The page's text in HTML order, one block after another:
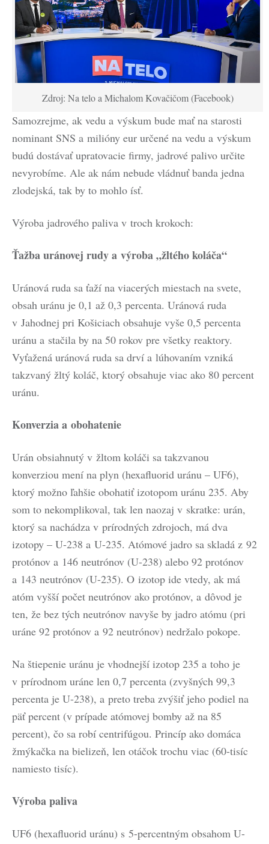
Zdroj: Na telo a Michalom Kovačičom (Facebook)
Samozrejme, ak vedu a výskum bude mať na starosti
nominant SNS a milióny eur určené na vedu a výskum
budú dostávať upratovacie firmy, jadrové palivo určite
nevyrobíme. Ale ak nám nebude vládnuť banda jedna
zlodejská, tak by to mohlo ísť.
Výroba jadrového paliva v troch krokoch:
Ťažba uránovej rudy a výroba „žltého koláča“
Uránová ruda sa ťaží na viacerých miestach na svete,
obsah uránu je 0,1 až 0,3 percenta. Uránová ruda
v Jahodnej pri Košiciach obsahuje vyše 0,5 percenta
uránu a stačila by na 50 rokov pre všetky reaktory.
Vyťažená uránová ruda sa drví a lúhovaním vzniká
takzvaný žltý koláč, ktorý obsahuje viac ako 80 percent
uránu.
Konverzia a obohatenie
Urán obsiahnutý v žltom koláči sa takzvanou
konverziou mení na plyn (hexafluorid uránu – UF6),
ktorý možno ľahšie obohatiť izotopom uránu 235. Aby
som to nekomplikoval, tak len naozaj v skratke: urán,
ktorý sa nachádza v prírodných zdrojoch, má dva
izotopy – U-238 a U-235. Atómové jadro sa skladá z 92
protónov a 146 neutrónov (U-238) alebo 92 protónov
a 143 neutrónov (U-235). O izotop ide vtedy, ak má
atóm vyšší počet neutrónov ako protónov, a dôvod je
ten, že bez tých neutrónov navyše by jadro atómu (pri
uráne 92 protónov a 92 neutrónov) nedržalo pokope.
Na štiepenie uránu je vhodnejší izotop 235 a toho je
v prírodnom uráne len 0,7 percenta (zvyšných 99,3
percenta je U-238), a preto treba zvýšiť jeho podiel na
päť percent (v prípade atómovej bomby až na 85
percent), čo sa robí centrifúgou. Princíp ako domáca
žmýkačka na bielizeň, len otáčok trochu viac (60-tisíc
namiesto tisíc).
Výroba paliva
UF6 (hexafluorid uránu) s 5-percentným obsahom U-